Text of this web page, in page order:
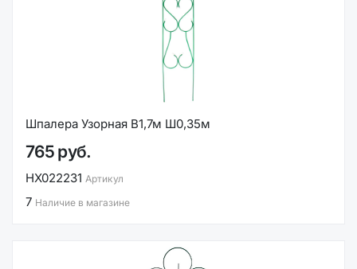
Шпалера Узорная В1,7м Ш0,35м
765 руб.
НХ022231 Артикул
7 Наличие в магазине